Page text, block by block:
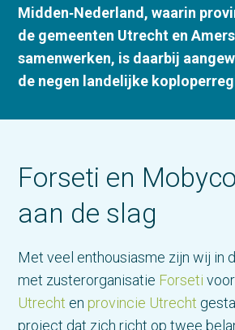
Midden‑Nederland, waarin
de gemeenten Utrecht en
samenwerken, is daarbij
de negen landelijke
Forseti en
aan de slag
Met veel enthousiasme zijn wij in
met zusterorganisatie Forseti voor
Utrecht en provincie Utrecht
project dat zich richt op twee